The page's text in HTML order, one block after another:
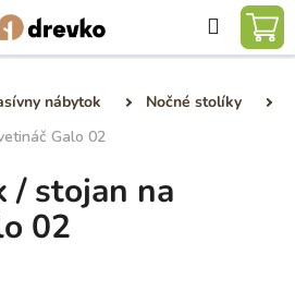
Hľadať
nábytok
Nočné stolíky
Galo 02
/ stojan na
02